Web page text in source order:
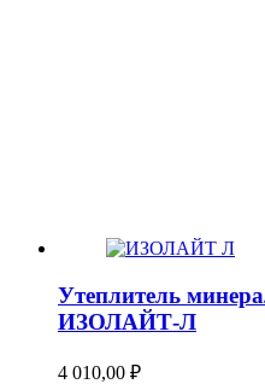
Утеплитель
ИЗОЛАЙТ-Л
4 010,00 ₽